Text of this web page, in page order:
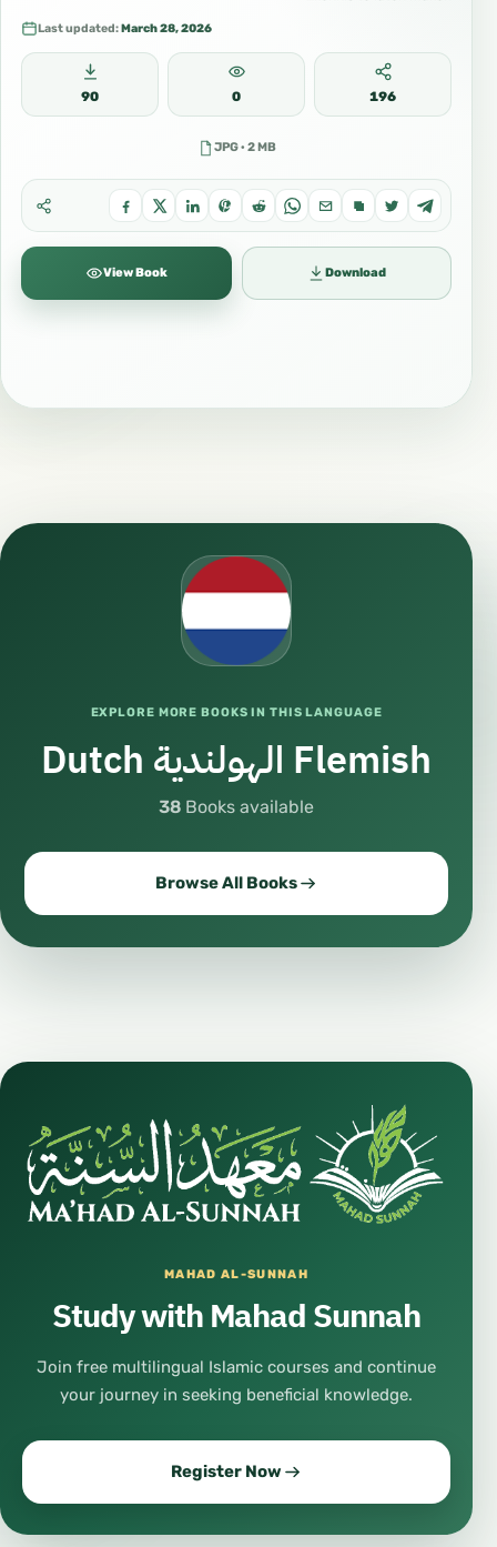
Last updated:March 28, 2026
90 0 196
JPG · 2 MB
View Book Download
EXPLORE MORE BOOKS IN THIS LANGUAGE
Dutch الهولندية Flemish
38 Books available
Browse All Books
MAHAD AL-SUNNAH
Study with Mahad Sunnah
Join free multilingual Islamic courses and continue
your journey in seeking beneficial knowledge.
Register Now